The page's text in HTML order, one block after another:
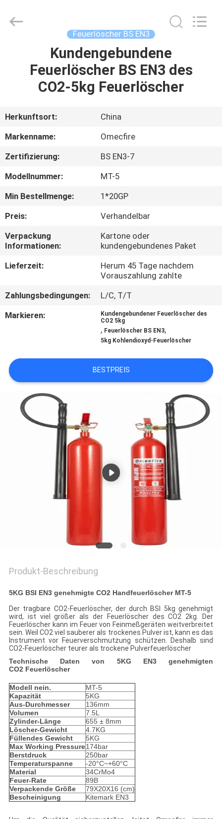
PRODUKTE
VIDEOS
UNS
FABRIK-
AUSFLUG
QUALITÄTSKONTROLLE
SIE
MIT
VERBINDUNG
NACHRICHTEN
FORDERN
SITEMAP
DATENSCHUTZRICHTLINIE
Feuerlöscher BS EN3
Kundengebundene
Feuerlöscher BS EN3 des
CO2-5kg Feuerlöscher
Herkunftsort:
China
Markenname:
Omecfire
Zertifizierung:
BS EN3-7
Modellnummer:
MT-5
Min Bestellmenge:
1*20GP
Preis:
Verhandelbar
Verpackung
Informationen:
Kartone oder
kundengebundenes Paket
Lieferzeit:
Herum 45 Tage nachdem
Vorauszahlung zahlte
Zahlungsbedingungen:
L/C, T/T
Markieren:
Kundengebundener Feuerlöscher des
CO2 5kg
, Feuerlöscher BS EN3,
5kg Kohlendioxyd-Feuerlöscher
BESTPREIS
Produkt-Beschreibung
5KG BSI EN3 genehmigte CO2 Handfeuerlöscher MT-5
Der tragbare CO2-Feuerlöscher, der durch BSI 5kg genehmigt
wird, ist viel größer als der Feuerlöscher des CO2 2kg. Der
Feuerlöscher kann im Feuer von Feinmeßgeräten weitverbreitet
sein. Weil CO2 viel sauberer als trockenes Pulver ist, kann es das
Instrument vor Feuerverschmutzung schützen. Deshalb sind
CO2-Feuerlöscher teurer als trockene Pulverfeuerlöscher
Technische Daten von 5KG EN3 genehmigten
CO2 Feuerlöscher
Modell nein.
MT-5
Kapazität
5KG
Aus-Durchmesser
136mm
Volumen
7.5L
Zylinder-Länge
655 ± 8mm
Löscher-Gewicht
4.7KG
Füllendes Gewicht
5KG
Max Working Pressure174bar
Berstdruck
250bar
Temperaturspanne
-20°C~+60°C
Material
34CrMo4
Feuer-Rate
89B
Verpackende Größe
79X20X16 (cm)
Bescheinigung
Kitemark EN3